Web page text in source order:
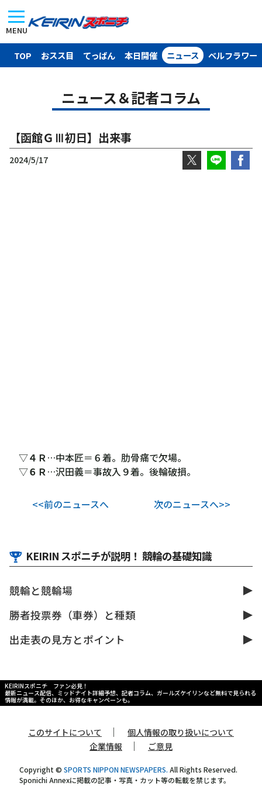
MENU
TOP おスス目 てっぱん 本日開催 ニュース ベルフラワー
ニュース＆記者コラム
【函館ＧⅢ初日】出来事
2024/5/17
▽４Ｒ …中本匠＝６着。肋骨痛で欠場。
▽６Ｒ …沢田義＝事故入９着。後輪破損。
<<前のニュースへ 次のニュースへ>>
KEIRIN スポニチが説明！ 競輪の基礎知識
競輪と競輪場
勝者投票券（車券）と種類
出走表の見方とポイント
KEIRINスポニチ ファン必見！
最新ニュース配信、ミッドナイト詳細予想、記者コラム、ガールズケイリンなど無料で見られる
情報が満載。そのほか、お得なキャンペーンも。
このサイトについて ｜
個人情報の取り扱いについて
企業情報
｜ ご意見
Copyright © SPORTS NIPPON NEWSPAPERS. All Rights Reserved.
Sponichi Annexに掲載の記事・写真・カット等の転載を禁じます。